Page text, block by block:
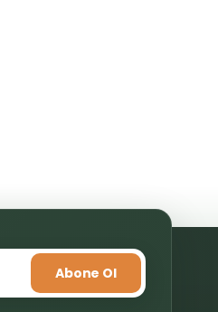
Abone Ol